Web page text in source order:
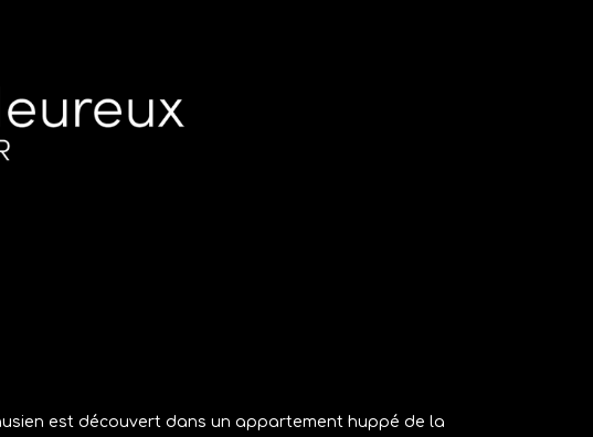
est découvert dans un appartement huppé de la